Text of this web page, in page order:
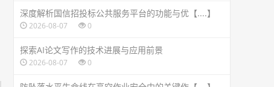
深度解析国信招投标公共服务平台的功能与优【....】
2026-08-07 0
探索AI论文写作的技术进展与应用前景
2026-08-07 0